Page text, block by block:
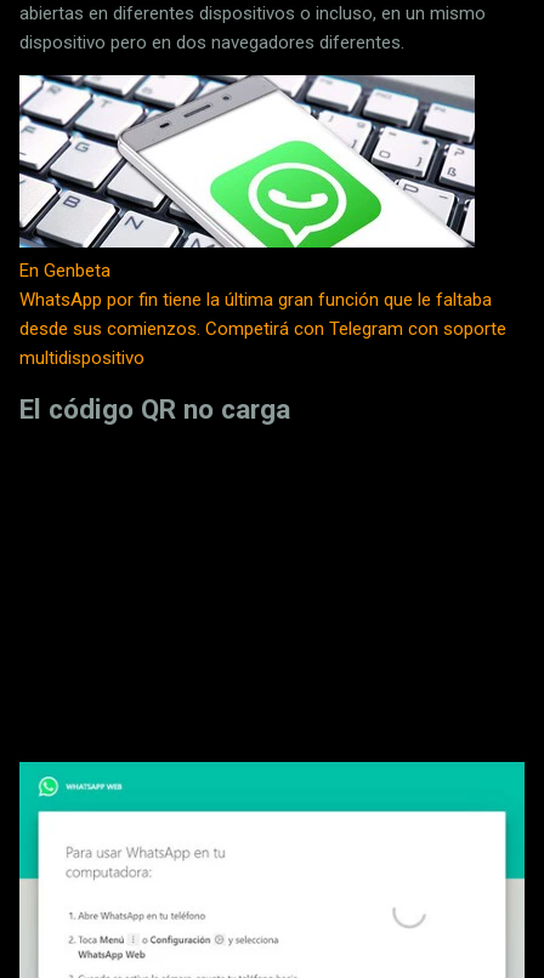
abiertas en diferentes dispositivos o incluso, en un mismo
dispositivo pero en dos navegadores diferentes.
En Genbeta
WhatsApp por fin tiene la última gran función que le faltaba
desde sus comienzos. Competirá con Telegram con soporte
multidispositivo
El código QR no carga